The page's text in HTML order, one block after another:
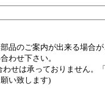
品のご案内が出来る場合
わせ下さい。
せは承っておりません。
い致します)